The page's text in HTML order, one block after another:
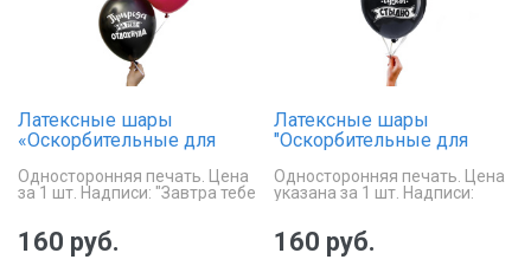
Латексные шары
«Оскорбительные для
Односторонняя печать. Цена
за 1 шт. Надписи: "Завтра тебе
идеальный подарок для
160 руб.
Латексные шары
"Оскорбительные для
Односторонняя печать. Цена
указана за 1 шт. Надписи:
"Мозг - идеальный подарок
160 руб.